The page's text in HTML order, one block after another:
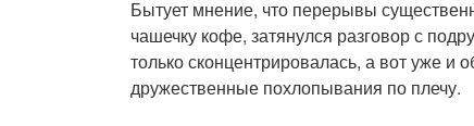
Бытует мнение, что перерывы
чашечку кофе, затянулся разговор с
только сконцентрировалась, а вот уже и
дружественные похлопывания по плечу.